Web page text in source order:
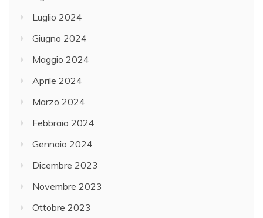
Luglio 2024
Giugno 2024
Maggio 2024
Aprile 2024
Marzo 2024
Febbraio 2024
Gennaio 2024
Dicembre 2023
Novembre 2023
Ottobre 2023